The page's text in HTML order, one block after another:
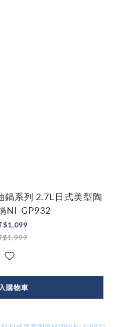
鍋系列 2.7L日式美型陶
NI-GP932
購物車